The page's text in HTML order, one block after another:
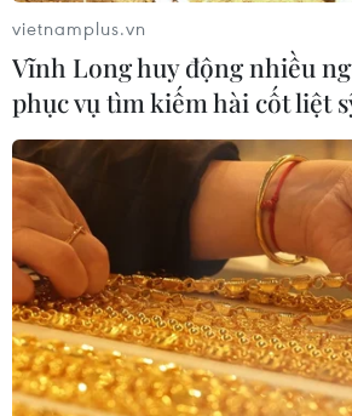
Việt Nam
hữu dự án Nhà máy điện hạt nhân
Ninh Thuận
07/08/2026 09:27
Lún, nứt cục bộ tại Quảng trường
nhất Tây Nguyên “đã được tính
trước”
07/08/2026 09:27
vietnamplus.vn
Vĩnh Long huy động nhiều
phục vụ tìm kiếm hài cốt liệt